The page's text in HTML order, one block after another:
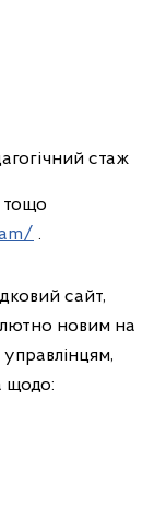
стаж
тощо
.
сайт,
новим на
управлінцям,
щодо: